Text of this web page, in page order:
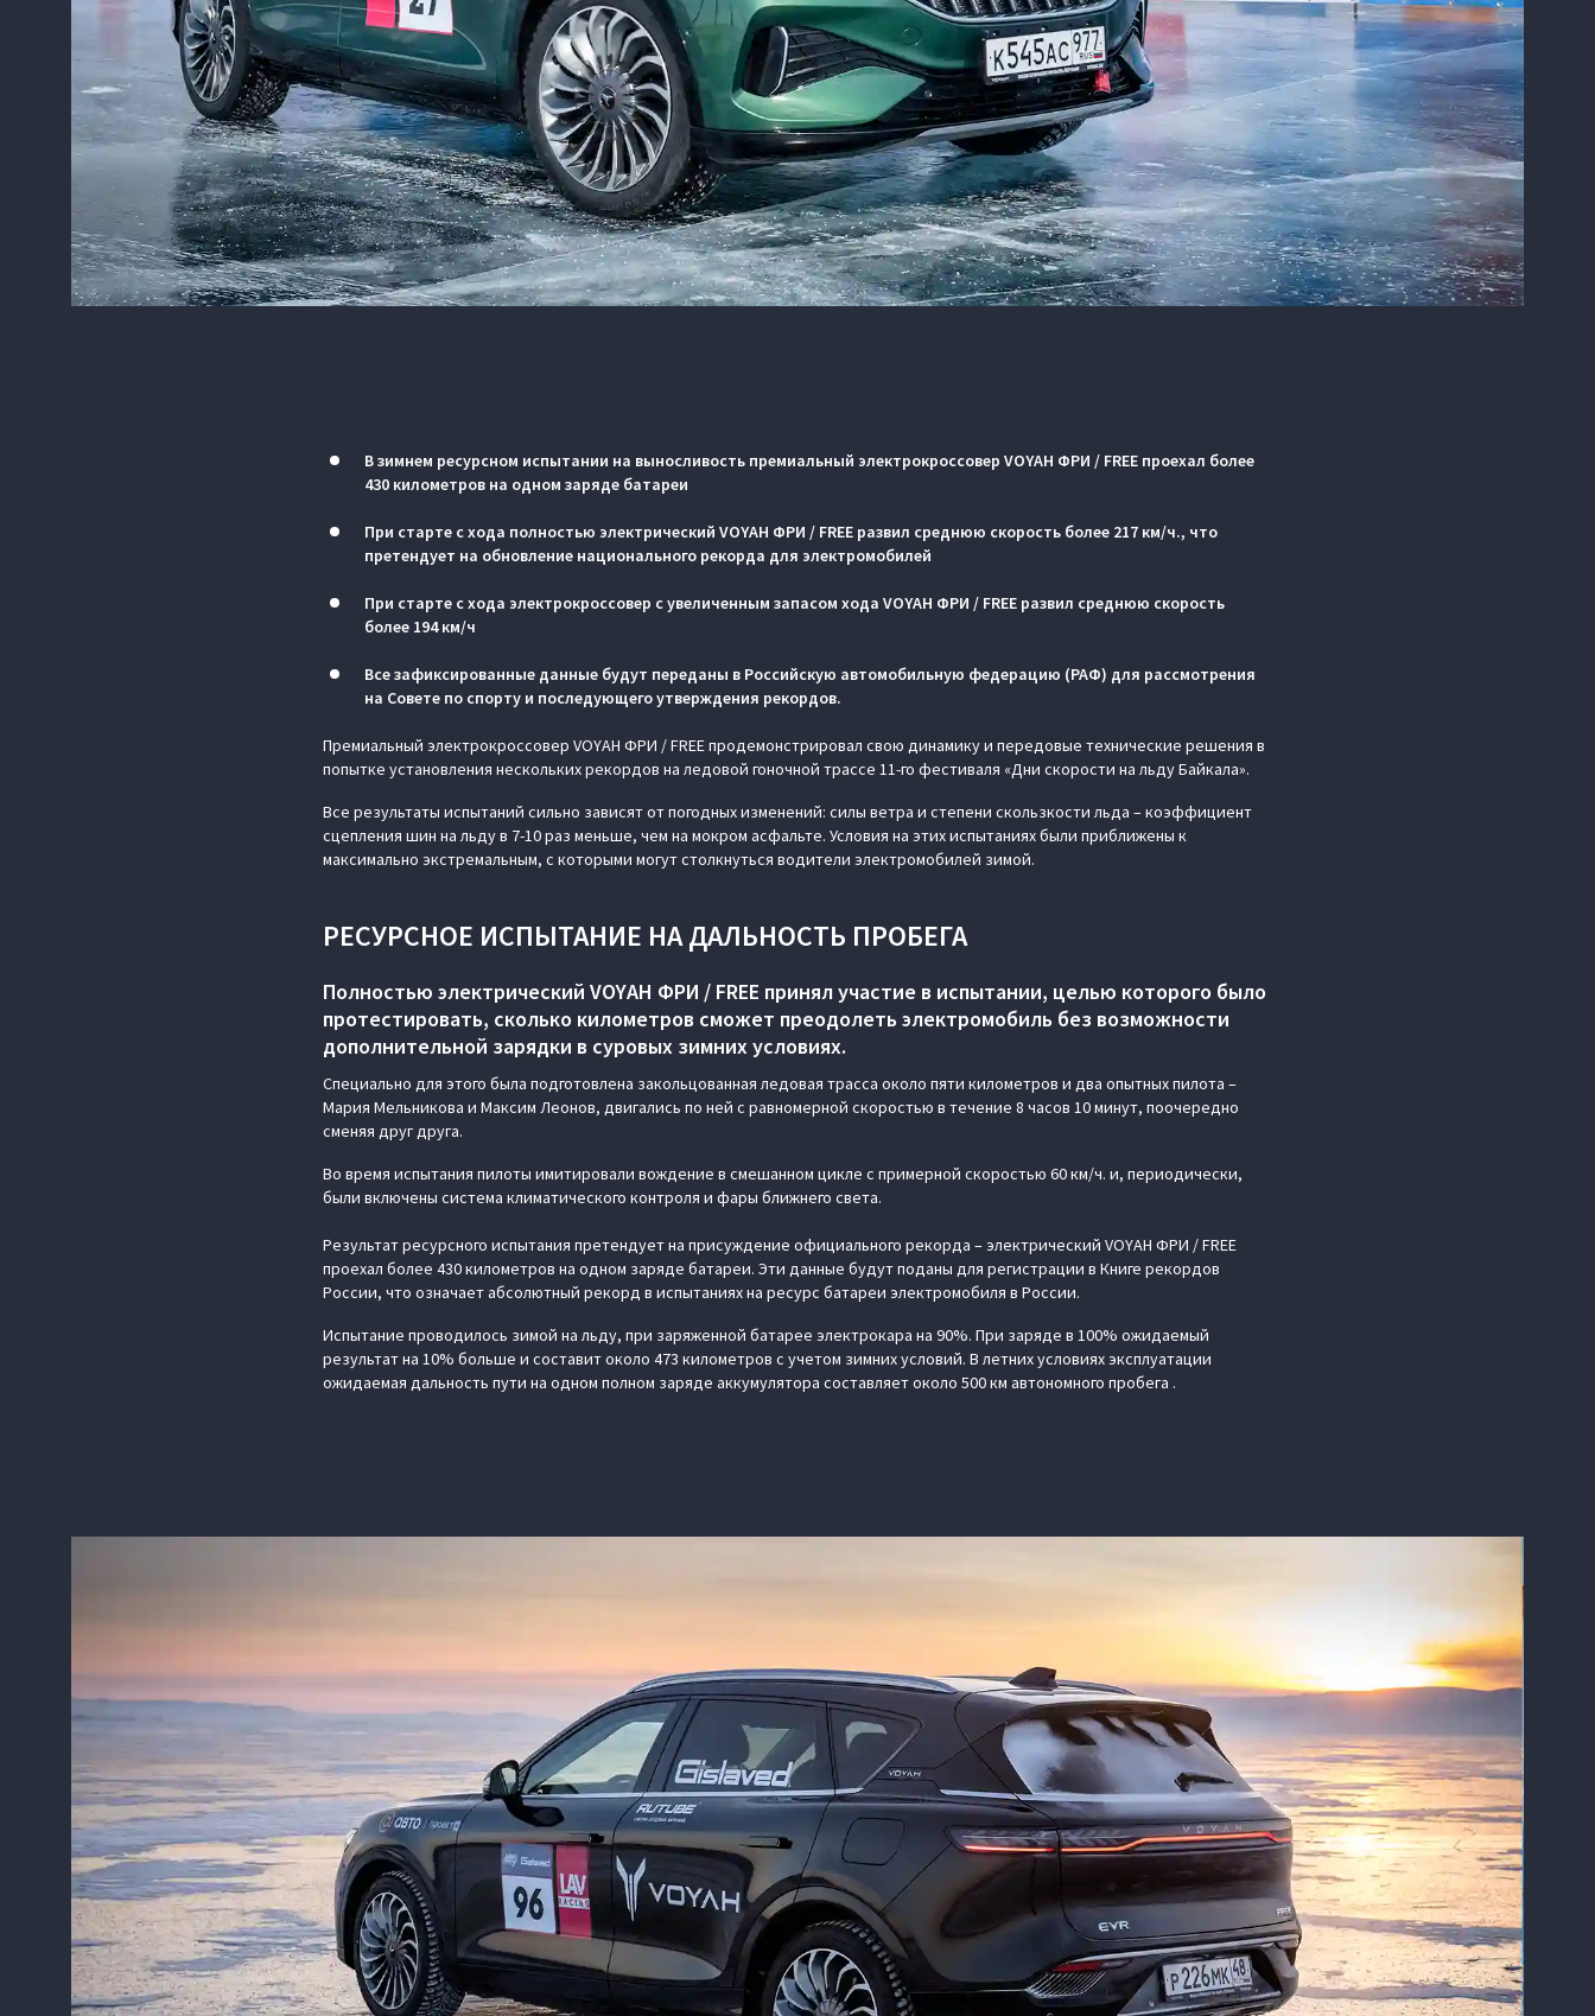
В зимнем ресурсном испытании на выносливость премиальный электрокроссовер VOYAH ФРИ / FREE проехал более
430 километров на одном заряде батареи
При старте с хода полностью электрический VOYAH ФРИ / FREE развил среднюю скорость более 217 км/ч., что
претендует на обновление национального рекорда для электромобилей
При старте с хода электрокроссовер с увеличенным запасом хода VOYAH ФРИ / FREE развил среднюю скорость
более 194 км/ч
Все зафиксированные данные будут переданы в Российскую автомобильную федерацию (РАФ) для рассмотрения
на Совете по спорту и последующего утверждения рекордов.
Премиальный электрокроссовер VOYAH ФРИ / FREE продемонстрировал свою динамику и передовые технические решения в
попытке установления нескольких рекордов на ледовой гоночной трассе 11-го фестиваля «Дни скорости на льду Байкала».
Все результаты испытаний сильно зависят от погодных изменений: силы ветра и степени скользкости льда – коэффициент
сцепления шин на льду в 7-10 раз меньше, чем на мокром асфальте. Условия на этих испытаниях были приближены к
максимально экстремальным, с которыми могут столкнуться водители электромобилей зимой.
РЕСУРСНОЕ ИСПЫТАНИЕ НА ДАЛЬНОСТЬ ПРОБЕГА
Полностью электрический VOYAH ФРИ / FREE принял участие в испытании, целью которого было
протестировать, сколько километров сможет преодолеть электромобиль без возможности
дополнительной зарядки в суровых зимних условиях.
Специально для этого была подготовлена закольцованная ледовая трасса около пяти километров и два опытных пилота –
Мария Мельникова и Максим Леонов, двигались по ней с равномерной скоростью в течение 8 часов 10 минут, поочередно
сменяя друг друга.
Во время испытания пилоты имитировали вождение в смешанном цикле с примерной скоростью 60 км/ч. и, периодически,
были включены система климатического контроля и фары ближнего света.
Результат ресурсного испытания претендует на присуждение официального рекорда – электрический VOYAH ФРИ / FREE
проехал более 430 километров на одном заряде батареи. Эти данные будут поданы для регистрации в Книге рекордов
России, что означает абсолютный рекорд в испытаниях на ресурс батареи электромобиля в России.
Испытание проводилось зимой на льду, при заряженной батарее электрокара на 90%. При заряде в 100% ожидаемый
результат на 10% больше и составит около 473 километров с учетом зимних условий. В летних условиях эксплуатации
ожидаемая дальность пути на одном полном заряде аккумулятора составляет около 500 км автономного пробега .